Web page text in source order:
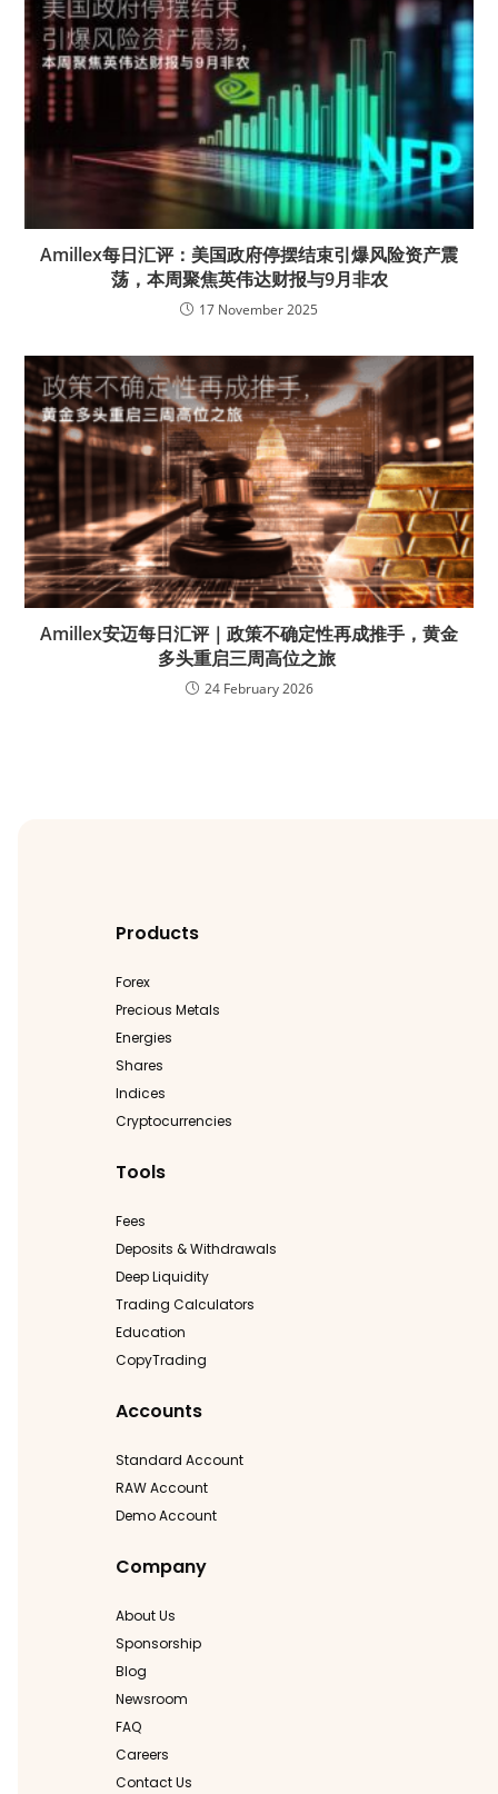
Amillex每日汇评：美国政府停摆结束引爆风险资产震
荡，本周聚焦英伟达财报与9月非农
17 November 2025
Amillex安迈每日汇评｜政策不确定性再成推手，黄金
多头重启三周高位之旅
24 February 2026
Products
Forex
Precious Metals
Energies
Shares
Indices
Cryptocurrencies
Tools
Fees
Deposits & Withdrawals
Deep Liquidity
Trading Calculators
Education
CopyTrading
Accounts
Standard Account
RAW Account
Demo Account
Company
About Us
Sponsorship
Blog
Newsroom
FAQ
Careers
Contact Us